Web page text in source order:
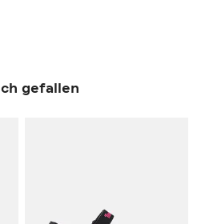
gefallen